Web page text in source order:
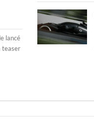
lancé
teaser